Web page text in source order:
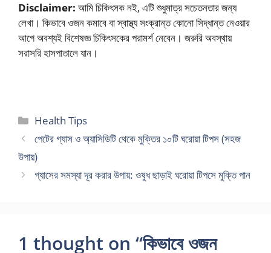
Disclaimer: আমি চিকিৎসক নই, এটি শুধুমাত্র সচেতনতার জন্য
লেখা। কিভাবে ওজন কমাবে বা স্বাস্থ্য সংক্রান্ত কোনো সিদ্ধান্ত নেওয়ার
আগে অবশ্যই বিশেষজ্ঞ চিকিৎসকের পরামর্শ নেবেন। জরুরি অবস্থায়
সরাসরি হাসপাতালে যান।
Categories
Health Tips
পেটের গ্যাস ও অ্যাসিডিটি থেকে মুক্তির ১০টি ঘরোয়া টিপস (সহজ
উপায়)
গ্যাসের সমস্যা দূর করার উপায়: ওষুধ ছাড়াই ঘরোয়া টিপসে মুক্তি পান
1 thought on “কিভাবে ওজন